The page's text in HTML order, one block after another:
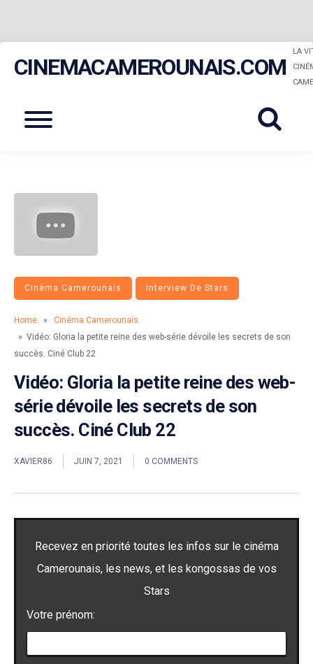
CINEMACAMEROUNAIS.COM
LA
Menu
Cinéma Camerounais Interview De Stars
Home »
Cinéma Camerounais
» Vidéo: Gloria la petite reine des web-série dévoile les secrets de son
succès. Ciné Club 22
Vidéo: Gloria la petite reine des web-
série dévoile les secrets de son
succès. Ciné Club 22
XAVIER86 JUIN 7, 2021 0 COMMENTS
Recevez en priorité toutes les infos sur le cinéma
Camerounais, les news, et les kongossas de vos
Stars
Votre prénom: